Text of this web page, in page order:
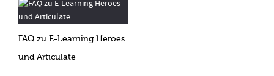
FAQ zu E-Learning Heroes
und Articulate